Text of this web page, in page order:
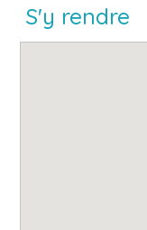
S'y rendre